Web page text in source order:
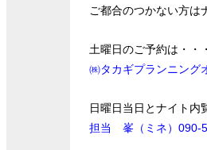
ご都合のつかない方は
土曜日のご予約は・・・
㈱タカギプランニン
日曜日当日とナイト内
担当 峯（ミネ）090-